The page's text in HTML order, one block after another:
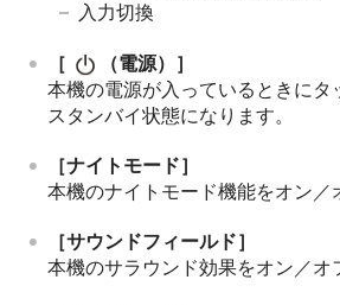
入力切換
［ （電源） ］
本機の電源が入っているときにタ
スタンバイ状態になります。
［ナイトモード］
本機のナイトモード機能をオン／
［サウンドフィールド］
本機のサラウンド効果をオン／オ